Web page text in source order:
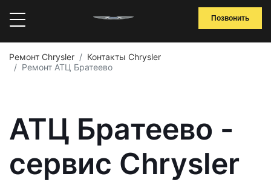
Позвонить
Ремонт Chrysler
Контакты Chrysler
Ремонт АТЦ Братеево
АТЦ Братеево -
сервис Chrysler